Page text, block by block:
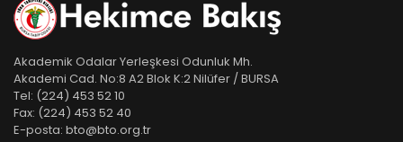
Akademik Odalar Yerleşkesi Odunluk Mh.
Akademi Cad. No:8 A2 Blok K:2 Nilüfer / BURSA
Tel: (224) 453 52 10
Fax: (224) 453 52 40
E-posta: bto@bto.org.tr